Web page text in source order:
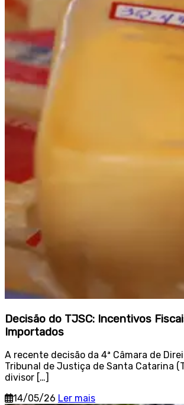
Decisão do TJSC: Incentivos
Importados
A recente decisão da 4ª Câmara de
Tribunal de Justiça de Santa Catarina
divisor […]
14/05/26 Ler mais